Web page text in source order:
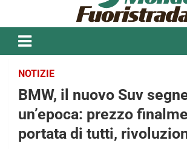
NOTIZIE
BMW, il nuovo Suv
un’epoca: prezzo
portata di tutti,